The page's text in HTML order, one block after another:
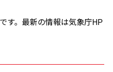
す。最新の情報は気象庁HP